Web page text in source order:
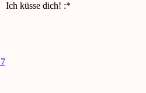
Ich küsse dich! :*